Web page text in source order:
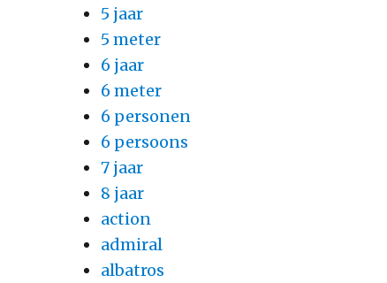
5 jaar
5 meter
6 jaar
6 meter
6 personen
6 persoons
7 jaar
8 jaar
action
admiral
albatros